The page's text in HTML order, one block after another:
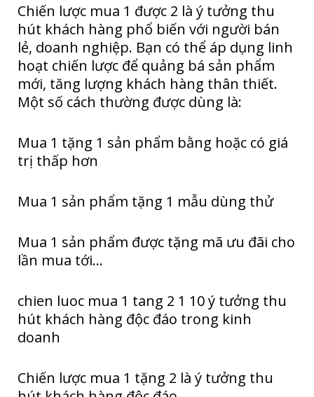
Chiến lược mua 1 được 2 là ý tưởng thu
hút khách hàng phổ biến với người bán
lẻ, doanh nghiệp. Bạn có thể áp dụng linh
hoạt chiến lược để quảng bá sản phẩm
mới, tăng lượng khách hàng thân thiết.
Một số cách thường được dùng là:
Mua 1 tặng 1 sản phẩm bằng hoặc có giá
trị thấp hơn
Mua 1 sản phẩm tặng 1 mẫu dùng thử
Mua 1 sản phẩm được tặng mã ưu đãi cho
lần mua tới…
chien luoc mua 1 tang 2 1 10 ý tưởng thu
hút khách hàng độc đáo trong kinh
doanh
Chiến lược mua 1 tặng 2 là ý tưởng thu